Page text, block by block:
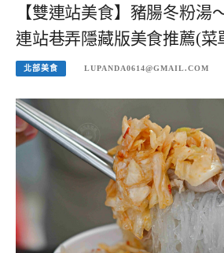
【雙連站美食】豬腸冬粉湯
連站巷弄隱藏版美食推薦(菜
北部美食 LUPANDA0614@GMAIL.COM